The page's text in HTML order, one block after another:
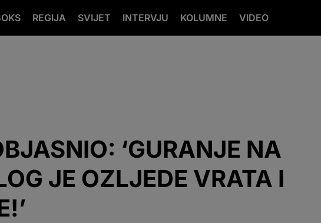
REGIJA SVIJET INTERVJU KOLUMNE VIDEO
‘GURANJE NA
JE OZLJEDE VRATA I